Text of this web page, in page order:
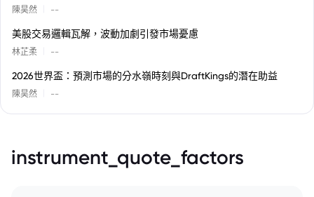
陳昊然 --
美股交易邏輯瓦解，波動加劇引發市場憂慮
林芷柔 --
2026世界盃：預測市場的分水嶺時刻與DraftKings的潛在助益
陳昊然 --
instrument_quote_factors